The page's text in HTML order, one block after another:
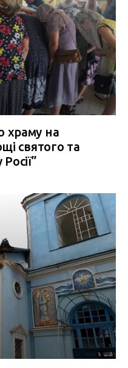
храму на
святого та